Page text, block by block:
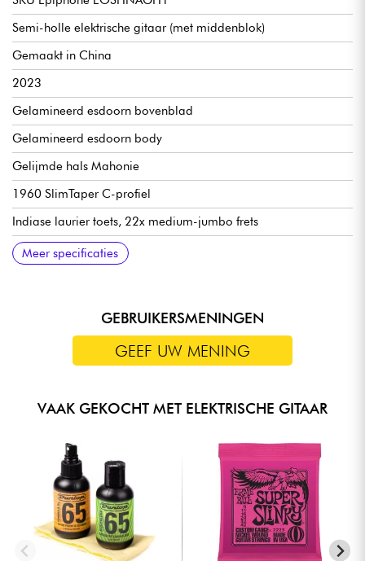
Semi-holle elektrische gitaar (met middenblok)
Gemaakt in China
2023
Gelamineerd esdoorn bovenblad
Gelamineerd esdoorn body
Gelijmde hals Mahonie
1960 SlimTaper C-profiel
Indiase laurier toets, 22x medium-jumbo frets
24,75" mensuur
12" radius
Halsbreedte 1° fret 1.68" - 4.27 cm
Epiphone ProBucker Mini humbucker-elementen met dubbele
spoel
1x volume per pickup
1x toon per pickup
3x positie pickupschakelaar
Epiphone LockTone Tune-O-Matic brug
Epiphone Frequensator Split Trapeze staartstuk
Wilkinson stemmechanieken
Graphtech kam
Hoogglans afwerking
Verkocht met Epiphone Premium gigbag
Aanbevolen snaardiktes voor standaard stemming 10.46
Meer specificaties
GEBRUIKERSMENINGEN
GEEF UW MENING
VAAK GEKOCHT MET ELEKTRISCHE GITAAR